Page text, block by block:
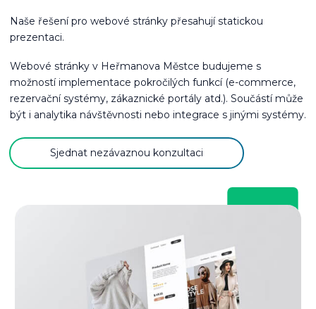
Naše řešení pro webové stránky přesahují statickou
prezentaci.
Webové stránky v Heřmanova Městce budujeme s
možností implementace pokročilých funkcí (e-commerce,
rezervační systémy, zákaznické portály atd.). Součástí může
být i analytika návštěvnosti nebo integrace s jinými systémy.
Sjednat nezávaznou konzultaci